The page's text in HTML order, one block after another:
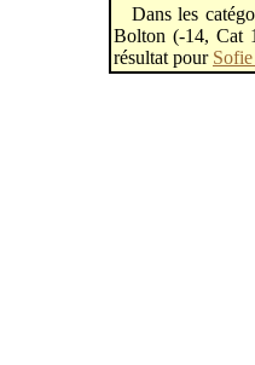
Dans les
Bolton (-14, Cat
résultat pour